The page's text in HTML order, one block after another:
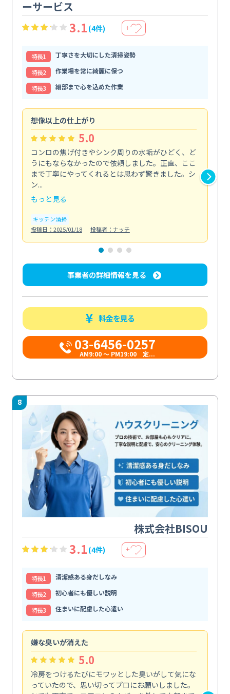
ーサービス
3.1 (4件) ＋
特⻑1
丁寧さを大切にした清掃姿勢
特⻑2
作業場を常に綺麗に保つ
特⻑3
細部まで心を込めた作業
想像以上の仕上がり
5.0
コンロの焦げ付きやシンク周りの水垢がひどく、ど
うにもならなかったので依頼しました。正直、ここ
まで丁寧にやってくれるとは思わず驚きました。シ
ン...
もっと見る
キッチン清掃
投稿日：2025/01/18
投稿者：ナッチ
事業者の詳細情報を見る
料金を見る
03-6456-0257
AM9:00 ～ PM19:00 定...
8
株式会社BISOU
3.1 (4件) ＋
特⻑1
清潔感ある身だしなみ
特⻑2
初心者にも優しい説明
特⻑3
住まいに配慮した心遣い
嫌な臭いが消えた
5.0
冷房をつけるたびにモワッとした臭いがして気にな
っていたので、思い切ってプロにお願いしました。